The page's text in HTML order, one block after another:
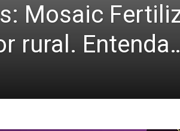
Mosaic
rural.